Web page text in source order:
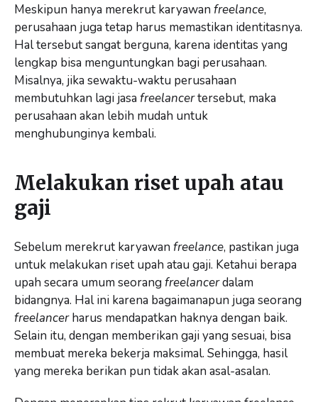
Meskipun hanya merekrut karyawan freelance,
perusahaan juga tetap harus memastikan identitasnya.
Hal tersebut sangat berguna, karena identitas yang
lengkap bisa menguntungkan bagi perusahaan.
Misalnya, jika sewaktu-waktu perusahaan
membutuhkan lagi jasa freelancertersebut, maka
perusahaan akan lebih mudah untuk
menghubunginya kembali.
Melakukan riset upah atau
gaji
Sebelum merekrut karyawan freelance, pastikan juga
untuk melakukan riset upah atau gaji. Ketahui berapa
upah secara umum seorang freelancerdalam
bidangnya. Hal ini karena bagaimanapun juga seorang
freelancerharus mendapatkan haknya dengan baik.
Selain itu, dengan memberikan gaji yang sesuai, bisa
membuat mereka bekerja maksimal. Sehingga, hasil
yang mereka berikan pun tidak akan asal-asalan.